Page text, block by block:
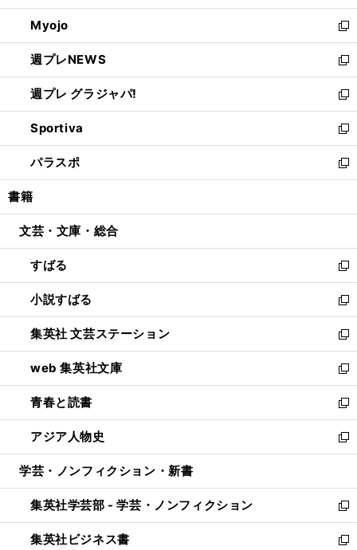
開
く
ウ
で
開
く
ン
ド
ウ
で
開
く
ウ
ィ
ン
ド
ウ
で
開
く
Myojo
新
し
い
ウ
ィ
ン
ド
ウ
で
開
週プレNEWS
新
し
い
ウ
ィ
ン
ド
ウ
開
週プレ グラジャパ!
新
し
い
ウ
ィ
ン
ウ
開
く
Sportiva
新
し
い
ウ
ン
ウ
で
開
く
パラスポ
新
し
ウ
ン
ド
ウ
で
開
く
書籍
文芸・文庫・総合
すばる
新
し
い
ウ
ィ
ン
ド
ウ
で
開
く
小説すばる
新
し
い
ウ
ィ
ン
ド
ウ
で
開
集英社 文芸ステーション
新
し
い
ウ
ィ
ン
ド
ウ
開
く
web 集英社文庫
新
し
い
ウ
ィ
ン
ウ
で
開
く
青春と読書
新
し
い
ウ
ン
ド
ウ
で
アジア人物史
新
し
ウ
ィ
ン
ド
学芸・ノンフィクション・新書
集英社学芸部 - 学芸・ノンフィクション
新
し
い
集英社ビジネス書
新